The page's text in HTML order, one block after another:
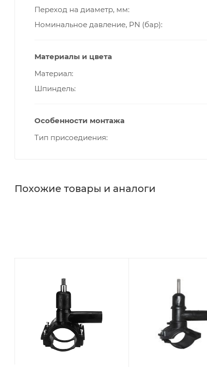
Переход на диаметр, мм
Номинальное давление, PN (бар)
Материалы и цвета
Материал
Шпиндель
Особенности монтажа
Тип присоедиения
Похожие товары и аналоги